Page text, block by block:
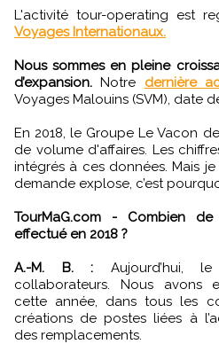
L'activité tour-operating est
Voyages Internationaux.
Nous sommes en pleine
d’expansion. Notre dernière
Voyages Malouins (SVM), date
En 2018, le Groupe Le Vacon
de volume d'affaires. Les
intégrés à ces données. Mais
demande explose, c’est
TourMaG.com - Combien de
effectué en 2018 ?
A.-M. B. : Aujourd’hui,
collaborateurs. Nous avons
cette année, dans tous les
créations de postes liées à
des remplacements.